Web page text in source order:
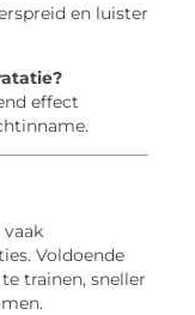
en luister
effect
vaak
Voldoende
trainen, sneller